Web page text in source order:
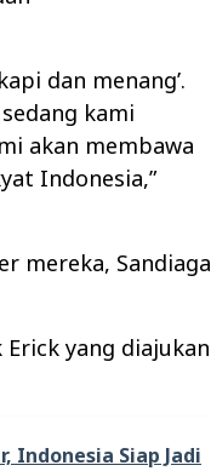
dan menang’.
kami
akan membawa
Indonesia,”
mereka, Sandiaga
yang diajukan
Indonesia Siap Jadi